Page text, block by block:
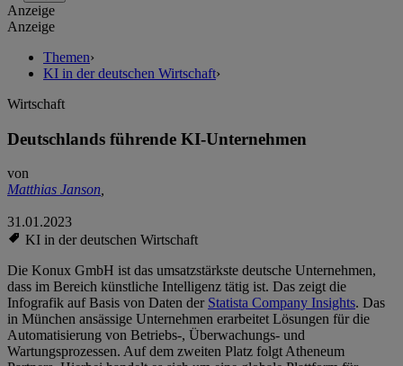
Anzeige
Anzeige
Themen›
KI in der deutschen Wirtschaft›
Wirtschaft
Deutschlands führende KI-Unternehmen
von
Matthias Janson,
31.01.2023
KI in der deutschen Wirtschaft
Die Konux GmbH ist das umsatzstärkste deutsche Unternehmen,
dass im Bereich künstliche Intelligenz tätig ist. Das zeigt die
Infografik auf Basis von Daten der Statista Company Insights. Das
in München ansässige Unternehmen erarbeitet Lösungen für die
Automatisierung von Betriebs-, Überwachungs- und
Wartungsprozessen. Auf dem zweiten Platz folgt Atheneum